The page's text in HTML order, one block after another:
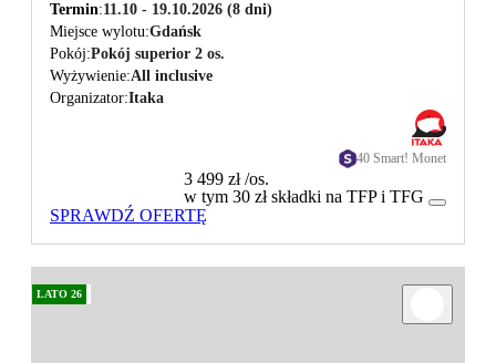
Termin 11.10 - 19.10.2026 (8 dni)
Miejsce wylotu Gdańsk
Pokój Pokój superior 2 os.
Wyżywienie All inclusive
Organizator Itaka
40 Smart! Monet
3 499 zł/os.
w tym 30 zł składki na TFP i TFG
SPRAWDŹ OFERTĘ
LATO 26